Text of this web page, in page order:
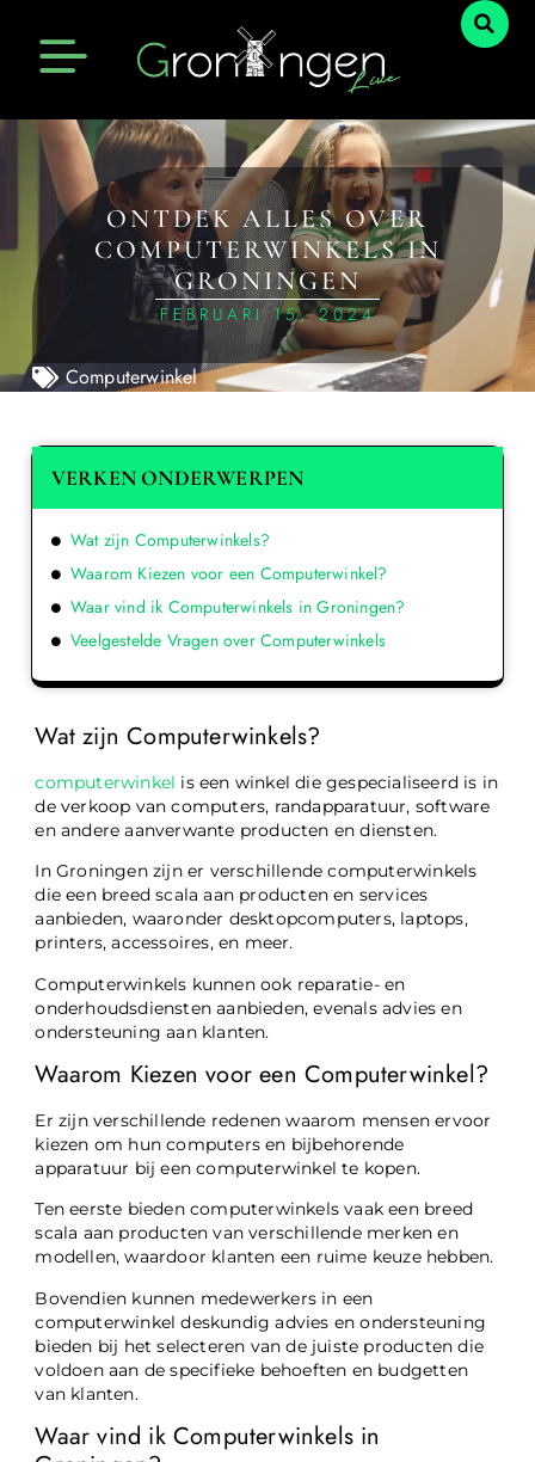
ONTDEK ALLES OVER
COMPUTERWINKELS IN
GRONINGEN
FEBRUARI 15, 2024
Computerwinkel
Wat zijn Computerwinkels?
computerwinkel is een winkel die gespecialiseerd is in
de verkoop van computers, randapparatuur, software
en andere aanverwante producten en diensten.
In Groningen zijn er verschillende computerwinkels
die een breed scala aan producten en services
aanbieden, waaronder desktopcomputers, laptops,
printers, accessoires, en meer.
Computerwinkels kunnen ook reparatie- en
onderhoudsdiensten aanbieden, evenals advies en
ondersteuning aan klanten.
Waarom Kiezen voor een Computerwinkel?
Er zijn verschillende redenen waarom mensen ervoor
kiezen om hun computers en bijbehorende
apparatuur bij een computerwinkel te kopen.
Ten eerste bieden computerwinkels vaak een breed
scala aan producten van verschillende merken en
modellen, waardoor klanten een ruime keuze hebben.
Bovendien kunnen medewerkers in een
computerwinkel deskundig advies en ondersteuning
bieden bij het selecteren van de juiste producten die
voldoen aan de specifieke behoeften en budgetten
van klanten.
Waar vind ik Computerwinkels in
VERKEN ONDERWERPEN
Wat zijn Computerwinkels?
Waarom Kiezen voor een Computerwinkel?
Waar vind ik Computerwinkels in Groningen?
Veelgestelde Vragen over Computerwinkels